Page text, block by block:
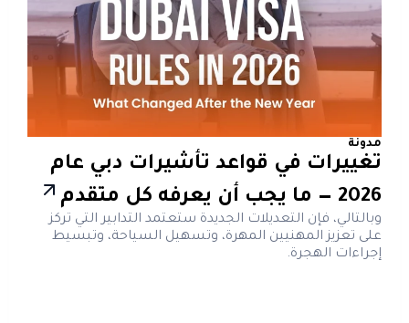
مدونة
تغييرات في قواعد تأشيرات دبي عام
2026 — ما يجب أن يعرفه كل متقدم
وبالتالي، فإن التعديلات الجديدة ستعتمد التدابير التي تركز
على تعزيز المهنيين المهرة، وتسهيل السياحة، وتبسيط
إجراءات الهجرة.